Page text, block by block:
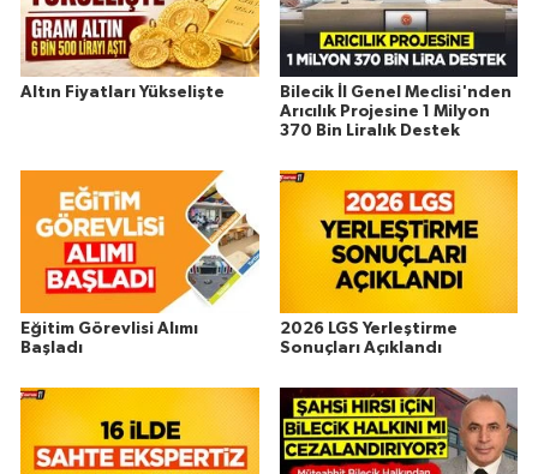
Altın Fiyatları Yükselişte
Bilecik İl Genel Meclisi'nden
Arıcılık Projesine 1 Milyon
370 Bin Liralık Destek
Eğitim Görevlisi Alımı
Başladı
2026 LGS Yerleştirme
Sonuçları Açıklandı